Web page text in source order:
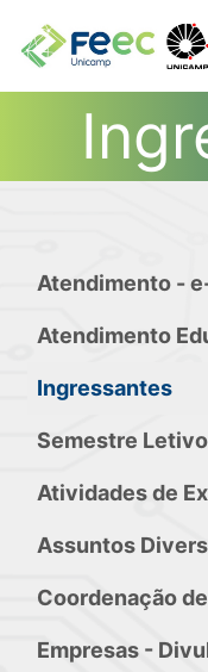
Atendimento -
Atendimento
Ingressantes
Semestre Letivo
Atividades de
Assuntos
Coordenação
Empresas -